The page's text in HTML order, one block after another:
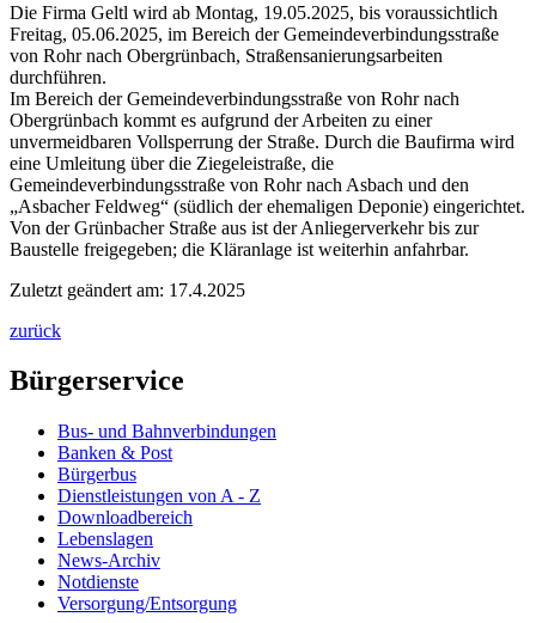
Die Firma Geltl wird ab Montag, 19.05.2025, bis voraussichtlich
Freitag, 05.06.2025, im Bereich der Gemeindeverbindungsstraße
von Rohr nach Obergrünbach, Straßensanierungsarbeiten
durchführen.
Im Bereich der Gemeindeverbindungsstraße von Rohr nach
Obergrünbach kommt es aufgrund der Arbeiten zu einer
unvermeidbaren Vollsperrung der Straße. Durch die Baufirma wird
eine Umleitung über die Ziegeleistraße, die
Gemeindeverbindungsstraße von Rohr nach Asbach und den
„Asbacher Feldweg“ (südlich der ehemaligen Deponie) eingerichtet.
Von der Grünbacher Straße aus ist der Anliegerverkehr bis zur
Baustelle freigegeben; die Kläranlage ist weiterhin anfahrbar.
Zuletzt geändert am: 17.4.2025
zurück
Bürgerservice
Bus- und Bahnverbindungen
Banken & Post
Bürgerbus
Dienstleistungen von A - Z
Downloadbereich
Lebenslagen
News-Archiv
Notdienste
Versorgung/Entsorgung